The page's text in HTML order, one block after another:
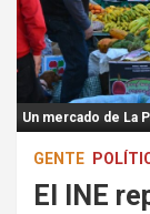
t
:
Un mercado de La
GENTE
El INE